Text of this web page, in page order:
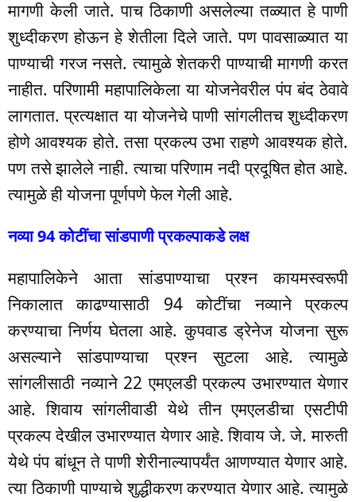
मागणी केली जाते. पाच ठिकाणी असलेल्या तळ्यात हे पाणी
शुध्दीकरण होऊन हे शेतीला दिले जाते. पण पावसाळ्यात या
पाण्याची गरज नसते. त्यामुळे शेतकरी पाण्याची मागणी करत
नाहीत. परिणामी महापालिकेला या योजनेवरील पंप बंद ठेवावे
लागतात. प्रत्यक्षात या योजनेचे पाणी सांगलीतच शुध्दीकरण
होणे आवश्यक होते. तसा प्रकल्प उभा राहणे आवश्यक होते.
पण तसे झालेले नाही. त्याचा परिणाम नदी प्रदूषित होत आहे.
त्यामुळे ही योजना पूर्णपणे फेल गेली आहे.
नव्या 94 कोटींचा सांडपाणी प्रकल्पाकडे लक्ष
महापालिकेने आता सांडपाण्याचा प्रश्न कायमस्वरूपी
निकालात काढण्यासाठी 94 कोटींचा नव्याने प्रकल्प
करण्याचा निर्णय घेतला आहे. कुपवाड ड्रेनेज योजना सुरू
असल्याने सांडपाण्याचा प्रश्न सुटला आहे. त्यामुळे
सांगलीसाठी नव्याने 22 एमएलडी प्रकल्प उभारण्यात येणार
आहे. शिवाय सांगलीवाडी येथे तीन एमएलडीचा एसटीपी
प्रकल्प देखील उभारण्यात येणार आहे. शिवाय जे. जे. मारुती
येथे पंप बांधून ते पाणी शेरीनाल्यापर्यंत आणण्यात येणार आहे.
त्या ठिकाणी पाण्याचे शुद्धीकरण करण्यात येणार आहे. त्यामुळे